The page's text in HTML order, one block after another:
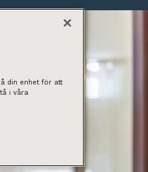
din enhet för att
i våra